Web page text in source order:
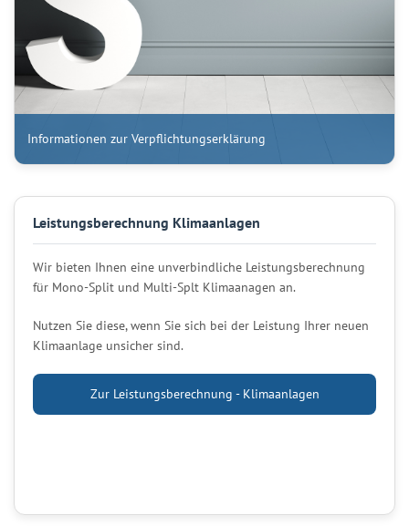
Informationen zur Verpflichtungserklärung
Leistungsberechnung Klimaanlagen
Wir bieten Ihnen eine unverbindliche Leistungsberechnung
für Mono-Split und Multi-Splt Klimaanagen an.
Nutzen Sie diese, wenn Sie sich bei der Leistung Ihrer neuen
Klimaanlage unsicher sind.
Zur Leistungsberechnung - Klimaanlagen